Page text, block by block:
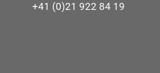
+41 (0)21 922 84 19